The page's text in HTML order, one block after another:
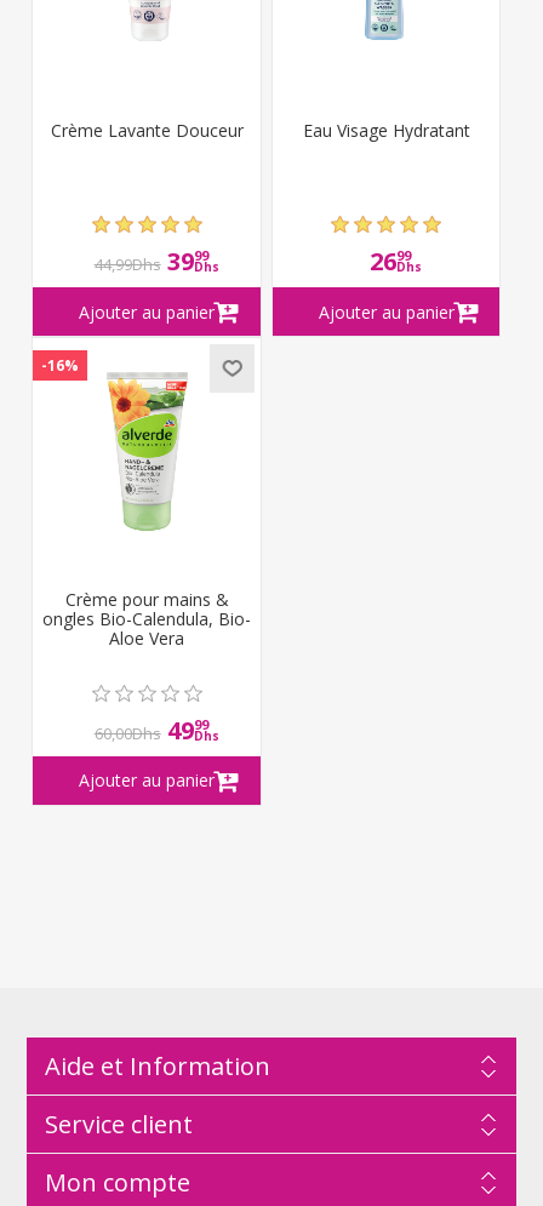
Crème Lavante Douceur
44,99Dhs 3999
Dhs
Eau Visage Hydratant
2699
Dhs
-16%
Crème pour mains &
ongles Bio-Calendula, Bio-
Aloe Vera
60,00Dhs 4999
Dhs
Aide et Information
Service client
Mon compte